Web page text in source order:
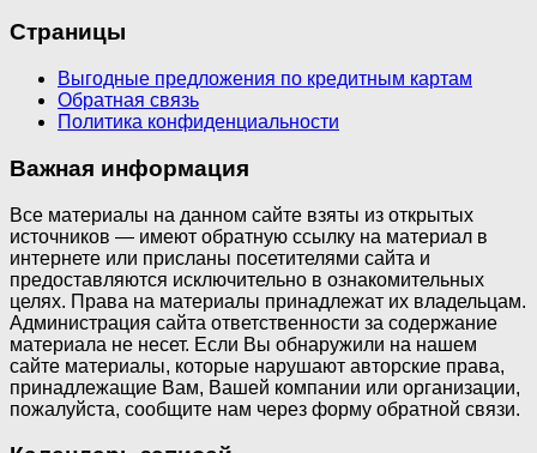
Страницы
Выгодные предложения по кредитным картам
Обратная связь
Политика конфиденциальности
Важная информация
Все материалы на данном сайте взяты из открытых
источников — имеют обратную ссылку на материал в
интернете или присланы посетителями сайта и
предоставляются исключительно в ознакомительных
целях. Права на материалы принадлежат их владельцам.
Администрация сайта ответственности за содержание
материала не несет. Если Вы обнаружили на нашем
сайте материалы, которые нарушают авторские права,
принадлежащие Вам, Вашей компании или организации,
пожалуйста, сообщите нам через форму обратной связи.